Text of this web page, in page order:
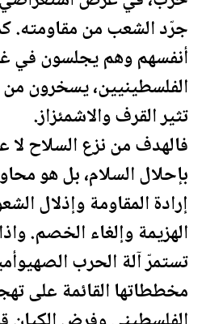
جرّد الشعب من مقاومته.
أنفسهم وهم يجلسون في
الفلسطينيين، يسخرون من
تثير القرف والاشمئزاز.
فالهدف من نزع السلاح لا
بإحلال السلام، بل هو
إرادة المقاومة وإذلال
الهزيمة وإلغاء الخصم.
تستمرّ آلة الحرب
مخططاتها القائمة على